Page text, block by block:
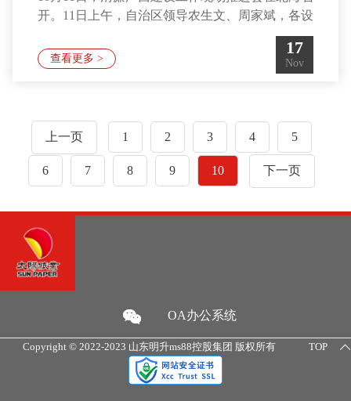
明升ms88纸业
开。11日上午，自治区领导农生文、周家斌，各设
区市党委主要负责同志，以及8个专责小组、各县
（市、区）清廉建设工作机构负责同志和先进集
体、先进个人代表等莅临广西明升ms88纸业有限
鲁、广西明升ms88纸业有限公司
总经理马林接待此次活动。在年产55万吨高级文化
纸生产车间，观摩领导
查看更多 >
17
Nov
上一页 1 2 3 4 5
6 7 8 9 10 下一页
OA办公系统
TOP
Copyright © 2022-2023 山东明升ms88控股集团 版权所有